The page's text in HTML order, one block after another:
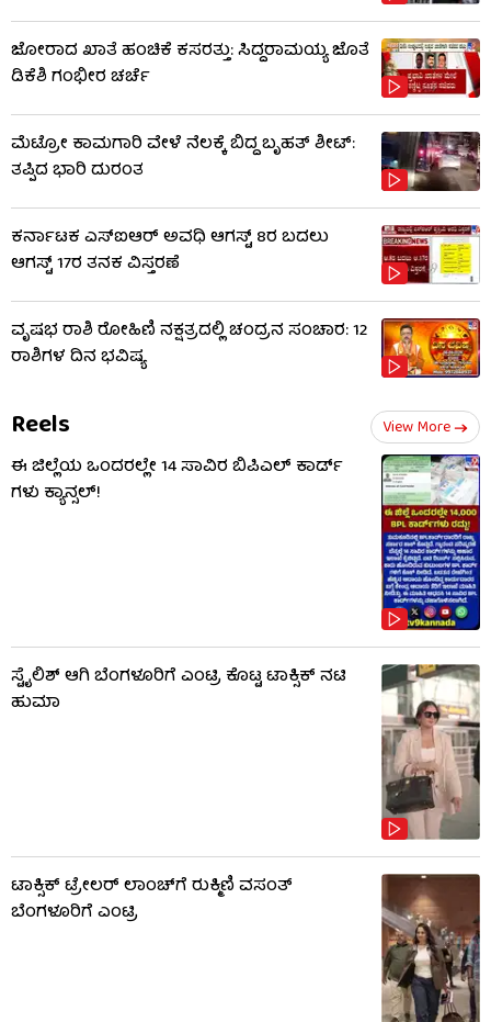
ಜೋರಾದ ಖಾತೆ ಹಂಚಿಕೆ ಕಸರತ್ತು: ಸಿದ್ದರಾಮಯ್ಯ ಜೊತೆ
ಡಿಕೆಶಿ ಗಂಭೀರ ಚರ್ಚೆ
ಮೆಟ್ರೋ ಕಾಮಗಾರಿ ವೇಳೆ ನೆಲಕ್ಕೆ ಬಿದ್ದ ಬೃಹತ್ ಶೀಟ್:
ತಪ್ಪಿದ ಭಾರಿ ದುರಂತ
ಕರ್ನಾಟಕ ಎಸ್‌ಐಆರ್ ಅವಧಿ ಆಗಸ್ಟ್ 8ರ ಬದಲು
ಆಗಸ್ಟ್ 17ರ ತನಕ ವಿಸ್ತರಣೆ
ವೃಷಭ ರಾಶಿ ರೋಹಿಣಿ ನಕ್ಷತ್ರದಲ್ಲಿ ಚಂದ್ರನ ಸಂಚಾರ: 12
ರಾಶಿಗಳ ದಿನ ಭವಿಷ್ಯ
Reels View More
ಈ ಜಿಲ್ಲೆಯ ಒಂದರಲ್ಲೇ 14 ಸಾವಿರ ಬಿಪಿಎಲ್​ ಕಾರ್ಡ್​
ಗಳು ಕ್ಯಾನ್ಸಲ್!
ಸ್ಟೈಲಿಶ್ ಆಗಿ ಬೆಂಗಳೂರಿಗೆ ಎಂಟ್ರಿ ಕೊಟ್ಟ ಟಾಕ್ಸಿಕ್ ನಟಿ
ಹುಮಾ
ಟಾಕ್ಸಿಕ್ ಟ್ರೇಲರ್ ಲಾಂಚ್​​​ಗೆ ರುಕ್ಮಿಣಿ ವಸಂತ್
ಬೆಂಗಳೂರಿಗೆ ಎಂಟ್ರಿ